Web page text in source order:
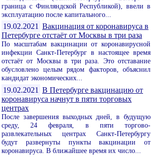
граница с Финляндской Республикой), ввели в
эксплуатацию после капитального...
19.02.2021 Вакцинация от коронавируса в
Петербурге отстаёт от Москвы в три раза
По масштабам вакцинации от коронавирусной
инфекции Санкт-Петербург в настоящее время
отстаёт от Москвы в три раза. Это отставание
обусловлено целым рядом факторов, объяснил
кандидат экономических...
19.02.2021 В Петербурге вакцинацию от
коронавируса начнут в пяти торговых
центрах
После завершения выходных дней, в будущую
среду, 24 февраля, в пяти торгово-
развлекательных центрах Санкт-Петербургу
будут развернуты пункты вакцинации от
коронавируса. В ближайшее время их число...